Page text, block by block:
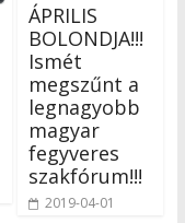
ÁPRILIS
BOLONDJA!!!
Ismét
megszűnt a
legnagyobb
magyar
fegyveres
szakfórum!!!
2019-04-01